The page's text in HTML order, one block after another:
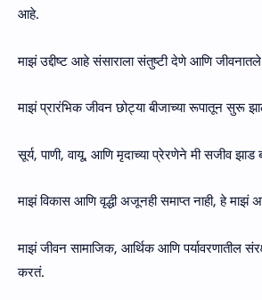
आहे.
माझं उद्दीष्ट आहे संसाराला संतुष्टी देणे आणि
माझं प्रारंभिक जीवन छोट्या बीजाच्या रूपातून सुरू
सूर्य, पाणी, वायू, आणि मृदाच्या प्रेरणेने मी सजीव झाड
माझं विकास आणि वृद्धी अजूनही समाप्त नाही, हे माझं
माझं जीवन सामाजिक, आर्थिक आणि पर्यावरणातील
करतं.